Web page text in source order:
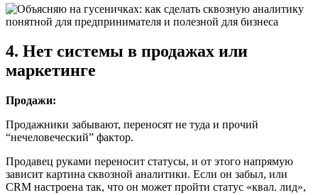
4. Нет системы в продажах или
маркетинге
Продажи:
Продажники забывают, переносят не туда и прочий
“нечеловеческий” фактор.
Продавец руками переносит статусы, и от этого напрямую
зависит картина сквозной аналитики. Если он забыл, или
CRM настроена так, что он может пройти статус «квал. лид»,